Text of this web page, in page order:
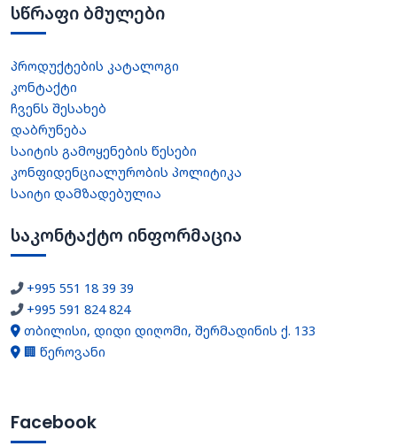
სწრაფი ბმულები
პროდუქტების კატალოგი
კონტაქტი
ჩვენს შესახებ
დაბრუნება
საიტის გამოყენების წესები
კონფიდენციალურობის პოლიტიკა
საიტი დამზადებულია
საკონტაქტო ინფორმაცია
+995 551 18 39 39
+995 591 824 824
თბილისი, დიდი დიღომი, შერმადინის ქ. 133
🏢 წეროვანი
Facebook